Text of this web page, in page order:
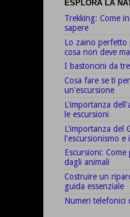
ESPLORA LA
Trekking: Come
sapere
Lo zaino perfetto
cosa non deve
I bastoncini da
Cosa fare se ti
un'escursione
L'importanza
le escursioni
L'importanza del
l'escursionismo e
Escursioni: Come
dagli animali
Costruire un
guida essenziale
Numeri telefonici